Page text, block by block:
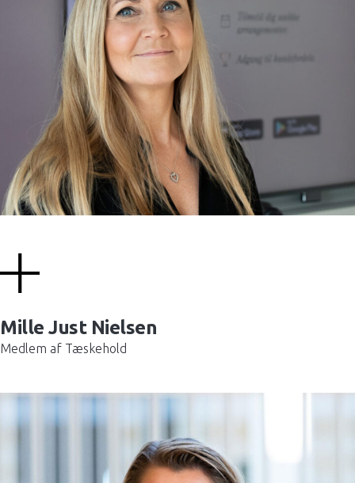
Mille Just Nielsen
Medlem af Tæskehold